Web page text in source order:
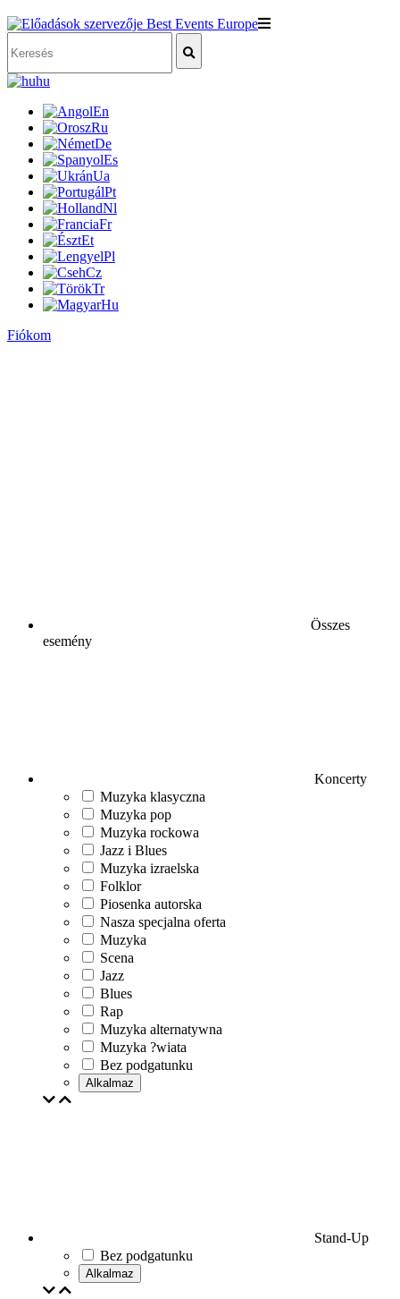
hu
En
Ru
De
Es
Ua
Pt
Nl
Fr
Et
Pl
Cz
Tr
Hu
Fiókom
Összes
esemény
Koncerty
Muzyka klasyczna
Muzyka pop
Muzyka rockowa
Jazz i Blues
Muzyka izraelska
Folklor
Piosenka autorska
Nasza specjalna oferta
Muzyka
Scena
Jazz
Blues
Rap
Muzyka alternatywna
Muzyka ?wiata
Bez podgatunku
Alkalmaz
Stand-Up
Bez podgatunku
Alkalmaz